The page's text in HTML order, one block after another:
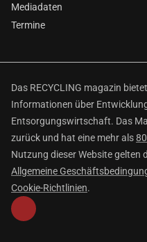
Mediadaten
Termine
Das RECYCLING magazin
Informationen über
Entsorgungswirtschaft. Das
zurück und hat eine mehr als
Nutzung dieser Website gelten
Allgemeine
Cookie-Richtlinien.